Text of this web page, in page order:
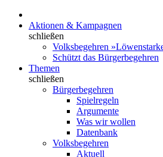
Aktionen & Kampagnen
schließen
Volksbegehren
Schützt das Bürgerbegehren
Themen
schließen
Bürgerbegehren
Spielregeln
Argumente
Was wir wollen
Datenbank
Volksbegehren
Aktuell